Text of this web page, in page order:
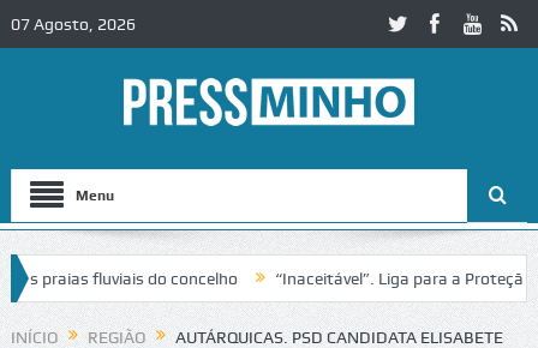
07 Agosto, 2026
Menu
fluviais do concelho “Inaceitável”. Liga para a Proteção da
de trânsito no IC2 em Alcobaça Igreja do Castelo de Cerveira
INÍCIO REGIÃO
AUTÁRQUICAS. PSD CANDIDATA ELISABETE